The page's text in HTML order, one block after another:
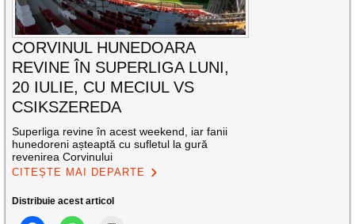
CORVINUL HUNEDOARA
REVINE ÎN SUPERLIGA LUNI,
20 IULIE, CU MECIUL VS
CSIKSZEREDA
Superliga revine în acest weekend, iar fanii
hunedoreni așteaptă cu sufletul la gură
revenirea Corvinului
CITEȘTE MAI DEPARTE
Distribuie acest articol